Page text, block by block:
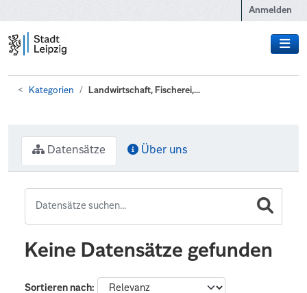
Anmelden
Kategorien Landwirtschaft, Fischerei,...
Datensätze Über uns
Keine Datensätze gefunden
Sortieren nach